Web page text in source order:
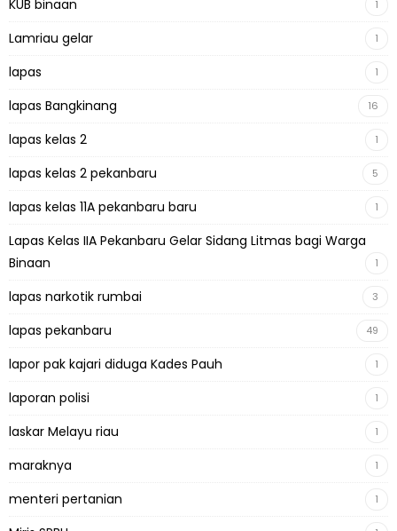
KUB binaan 1
Lamriau gelar 1
lapas 1
lapas Bangkinang 16
lapas kelas 2 1
lapas kelas 2 pekanbaru 5
lapas kelas 11A pekanbaru baru 1
Lapas Kelas IIA Pekanbaru Gelar Sidang Litmas bagi Warga
Binaan
1
lapas narkotik rumbai 3
lapas pekanbaru 49
lapor pak kajari diduga Kades Pauh 1
laporan polisi 1
laskar Melayu riau 1
maraknya 1
menteri pertanian 1